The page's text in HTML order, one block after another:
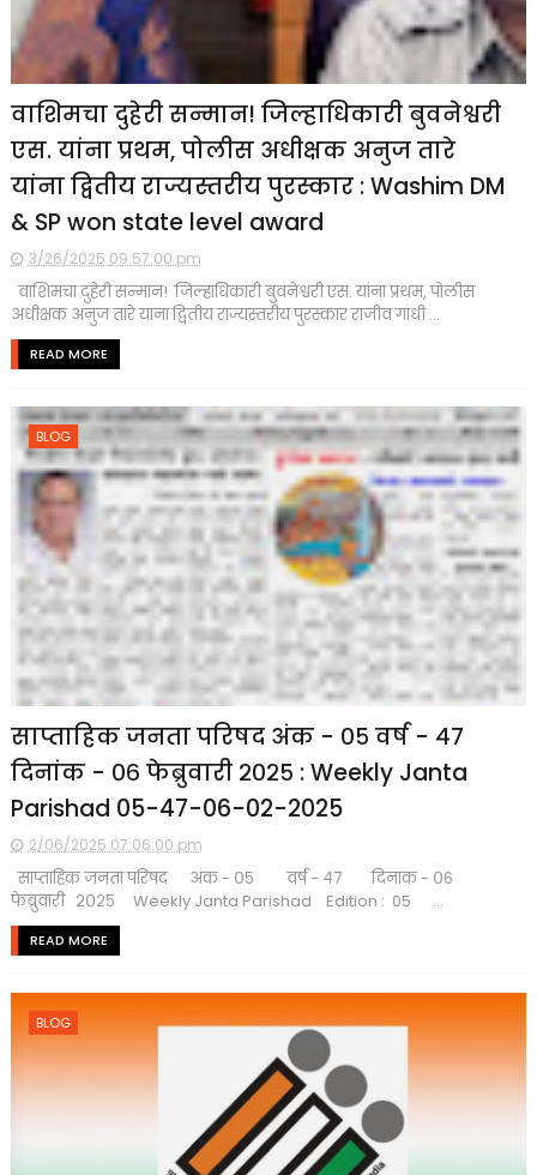
वाशिमचा दुहेरी सन्मान! जिल्हाधिकारी बुवनेश्वरी
एस. यांना प्रथम, पोलीस अधीक्षक अनुज तारे
यांना द्वितीय राज्यस्तरीय पुरस्कार : Washim DM
& SP won state level award
3/26/2025 09:57:00 pm
वाशिमचा दुहेरी सन्मान! जिल्हाधिकारी बुवनेश्वरी एस. यांना प्रथम, पोलीस
अधीक्षक अनुज तारे यांना द्वितीय राज्यस्तरीय पुरस्कार राजीव गांधी ...
READ MORE
BLOG
साप्ताहिक जनता परिषद अंक - ०५ वर्ष - ४७
दिनांक - ०६ फेब्रुवारी २०२५ : Weekly Janta
Parishad 05-47-06-02-2025
2/06/2025 07:06:00 pm
साप्ताहिक जनता परिषद अंक - ०५ वर्ष - ४७ दिनांक - ०६
फेब्रुवारी २०२५ Weekly Janta Parishad Edition : 05 ...
READ MORE
BLOG